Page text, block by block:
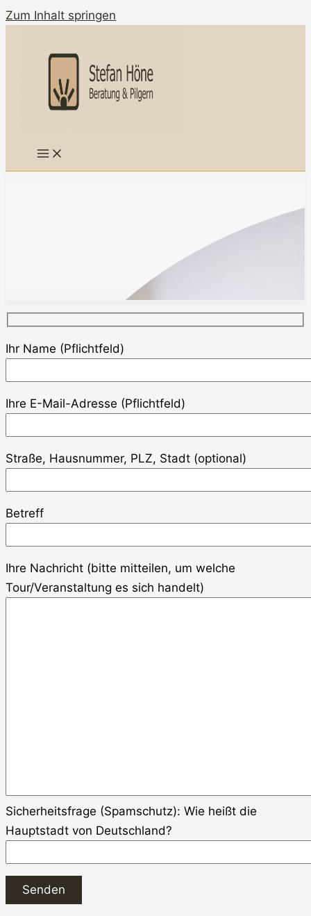
Zum Inhalt springen
Ihr Name (Pflichtfeld)
Ihre E-Mail-Adresse (Pflichtfeld)
Straße, Hausnummer, PLZ, Stadt (optional)
Betreff
Ihre Nachricht (bitte mitteilen, um welche
Tour/Veranstaltung es sich handelt)
Sicherheitsfrage (Spamschutz): Wie heißt die
Hauptstadt von Deutschland?